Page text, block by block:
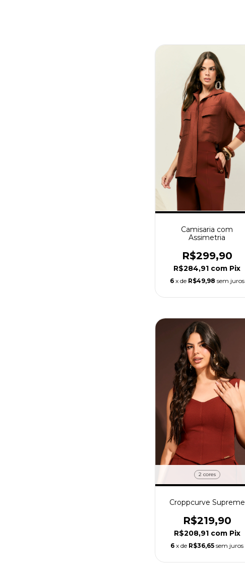
Camisaria com
Assimetria
R$299,90
R$284,91 com Pix
6 x de R$49,98 sem juros
2 cores
Croppcurve Supreme
R$219,90
R$208,91 com Pix
6 x de R$36,65 sem juros